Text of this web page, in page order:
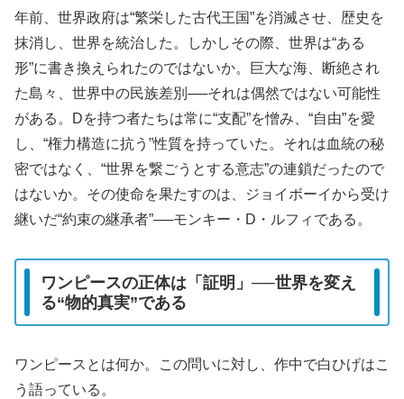
年前、世界政府は“繁栄した古代王国”を消滅させ、歴史を
抹消し、世界を統治した。しかしその際、世界は“ある
形”に書き換えられたのではないか。巨大な海、断絶され
た島々、世界中の民族差別──それは偶然ではない可能性
がある。Dを持つ者たちは常に“支配”を憎み、“自由”を愛
し、“権力構造に抗う”性質を持っていた。それは血統の秘
密ではなく、“世界を繋ごうとする意志”の連鎖だったので
はないか。その使命を果たすのは、ジョイボーイから受け
継いだ“約束の継承者”──モンキー・D・ルフィである。
ワンピースの正体は「証明」──世界を変え
る“物的真実”である
ワンピースとは何か。この問いに対し、作中で白ひげはこ
う語っている。